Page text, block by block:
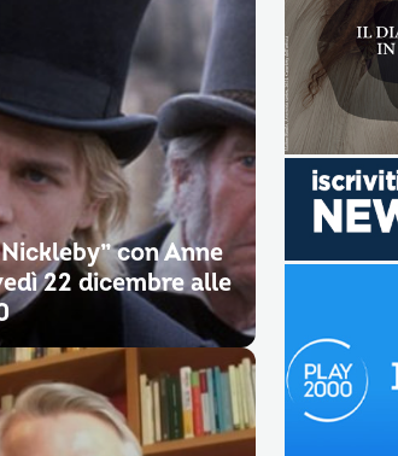
con Anne
22 dicembre alle